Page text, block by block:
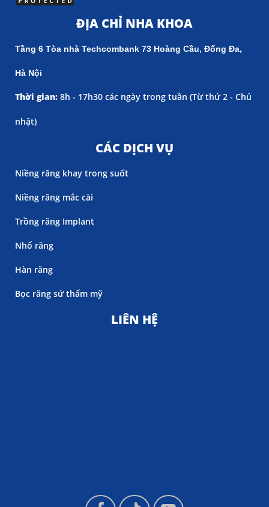
ĐỊA CHỈ NHA KHOA
Tầng 6 Tòa nhà Techcombank 73 Hoàng Cầu, Đống Đa,
Hà Nội
Thời gian: 8h - 17h30 các ngày trong tuần (Từ thứ 2 - Chủ
nhật)
CÁC DỊCH VỤ
Niềng răng khay trong suốt
Niềng răng mắc cài
Trồng răng Implant
Nhổ răng
Hàn răng
Bọc răng sứ thẩm mỹ
LIÊN HỆ